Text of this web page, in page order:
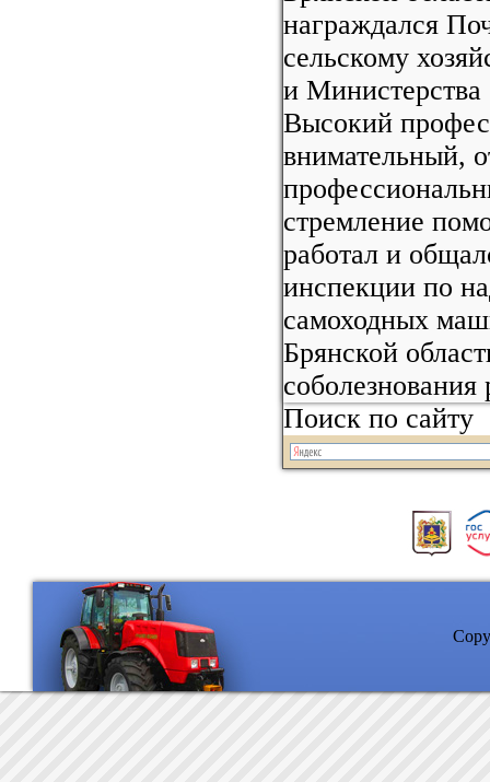
награждался
сельскому
и Министерства
Высокий
внимательный,
стремление
работал и
инспекции по
самоходных
Брянской
Поиск по сайту